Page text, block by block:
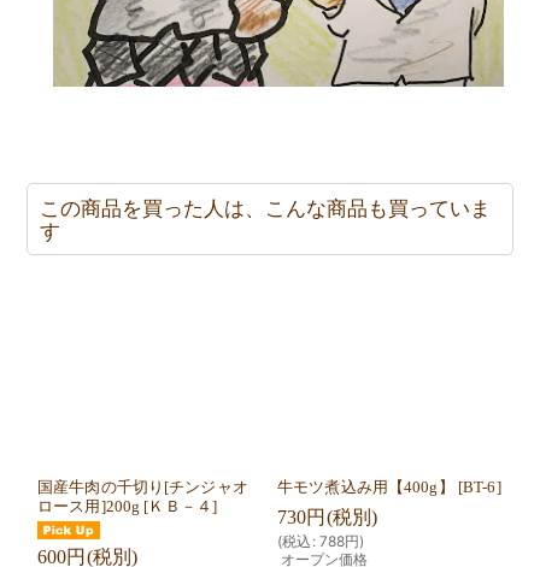
この商品を買った人は、こんな商品も買っていま
す
国産牛肉の千切り[チンジャオ
ロース用]200g [ ＫＢ－４ ]
600円 (税別)
牛モツ煮込み用【400g】 [BT-6]
730円 (税別)
(税込 : 788円)
オープン価格